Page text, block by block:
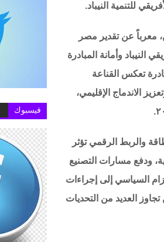
للتنمية النيباد.
معرباً عن تقدير مصر
النيباد وأمانة المبادرة
تعكس القناعة
الاندماج الإقليمي،
والربط الرقمي تؤثر
ودفع مسارات التصنيع
السياسي إلى إجراءات
العديد من التحديات
فيسبوك